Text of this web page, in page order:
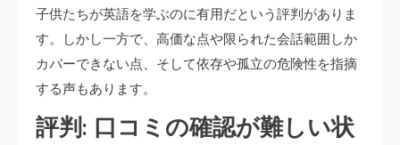
子供たちが英語を学ぶのに有用だという評判がありま
す。しかし一方で、高価な点や限られた会話範囲しか
カバーできない点、そして依存や孤立の危険性を指摘
する声もあります。
評判: 口コミの確認が難しい状